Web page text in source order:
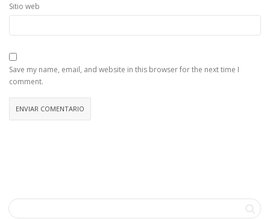
Sitio web
Save my name, email, and website in this browser for the next time I
comment.